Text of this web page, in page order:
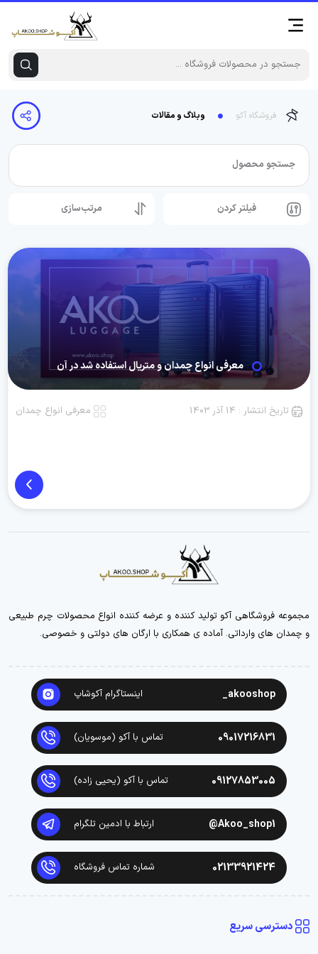
فروشگاه آکو وبلاگ و مقالات
جستجو محصول
فیلتر کردن مرتب‌سازی
معرفی انواع چمدان و متریال استفاده شد در آن
تاریخ انتشار : 14 آذر 1403 معرفی انواع چمدان
مجموعه فروشگاهی آکو تولید کننده و عرضه کننده انواع محصولات چرم طبیعی
و چمدان های وارداتی. آماده ی همکاری با ارگان های دولتی و خصوصی.
akooshop_ اینستاگرام آکوشاپ
09017216831 تماس با آکو (موسویان)
09127853005 تماس با آکو (یحیی زاده)
Akoo_shop1@ ارتباط با ادمین تلگرام
02133921424 شماره تماس فروشگاه
دسترسی سریع